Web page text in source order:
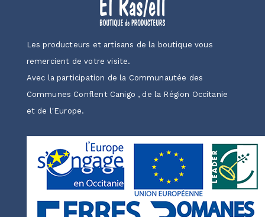
Les producteurs et artisans de la boutique vous
remercient de votre visite.
Avec la participation de la Communautée des
Communes Conflent Canigo , de la Région Occitanie
et de l'Europe.